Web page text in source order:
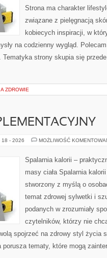
Strona ma charakter
związane z pielęgnacją
kobiecych inspiracji, w
na codzienny wygląd.
strony skupia się
ZDROWIE
18 - 2026 MOŻLIWOŚĆ
Spalarnia kalorii –
masy ciała Spalarnia
stworzony z myślą o
temat zdrowej sylwetki i
podanych w zrozumiały
czytelników, którzy nie
spojrzeć na zdrowy styl życia
tematy, które mogą